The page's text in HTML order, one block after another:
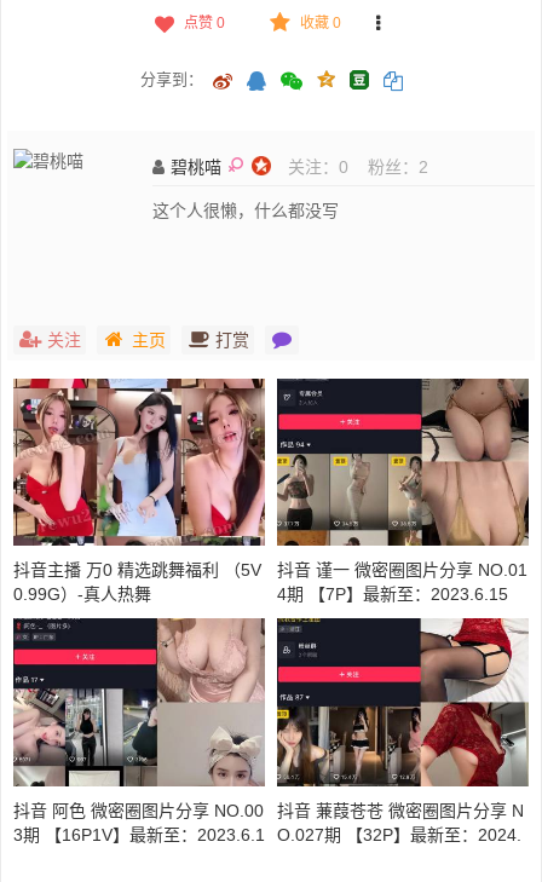
点赞 0 收藏 0
分享到：
碧桃喵 关注： 0 粉丝： 2
这个人很懒，什么都没写
关注 主页 打赏
抖音主播 万0 精选跳舞福利 （5V
0.99G）-真人热舞
抖音 谨一 微密圈图片分享 NO.01
4期 【7P】最新至：2023.6.15
抖音 阿色 微密圈图片分享 NO.00
3期 【16P1V】最新至：2023.6.1
抖音 蒹葭苍苍 微密圈图片分享 N
O.027期 【32P】最新至：2024.